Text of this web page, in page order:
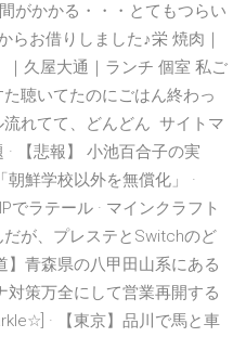
がかかる・・・とてもつらい
らお借りしました♪栄 焼肉｜
｜久屋大通｜ランチ 個室 私ご
聴いてたのにごはん終わっ
れてて、どんどん サイトマ
· 【悲報】 小池百合子の実
鮮学校以外を無償化」 ·
でラテール · マインクラフト
が、プレステとSwitchのど
】青森県の八甲田山系にある
対策万全にして営業再開する
· 【東京】品川で馬と車